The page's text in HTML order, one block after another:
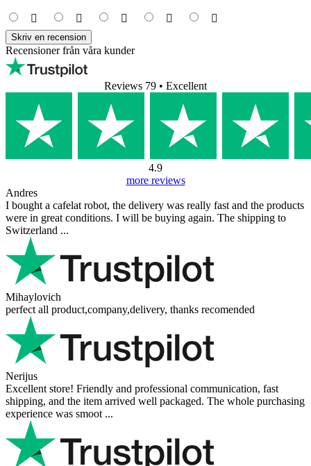
Skriv en recension
Recensioner från våra kunder
Reviews 79 • Excellent
4.9
more reviews
Andres
I bought a cafelat robot, the delivery was really fast and the products
were in great conditions. I will be buying again. The shipping to
Switzerland ...
Mihaylovich
perfect all product,company,delivery, thanks recomended
Nerijus
Excellent store! Friendly and professional communication, fast
shipping, and the item arrived well packaged. The whole purchasing
experience was smoot ...